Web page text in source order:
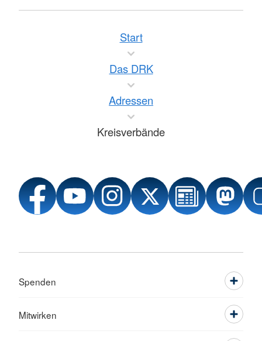
Start
Das DRK
Adressen
Kreisverbände
Spenden
Mitwirken